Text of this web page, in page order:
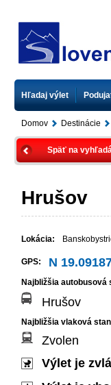
Hľadaj výlet
Domov Destinácie
Späť na
Hrušov
Lokácia:
GPS: N
Najbližšia autobusová
Hrušov
Najbližšia vlaková
Zvolen
Výlet je